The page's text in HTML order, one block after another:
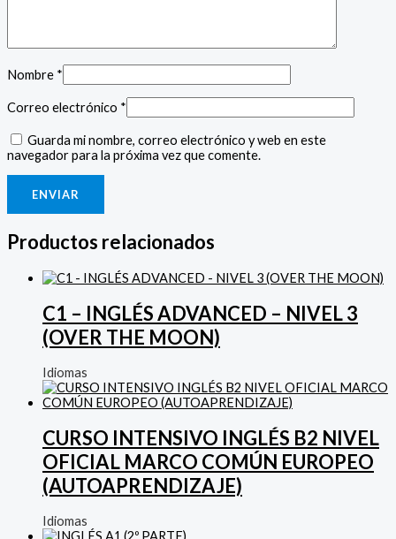
Nombre *
Correo electrónico *
Guarda mi nombre, correo electrónico y web en este
navegador para la próxima vez que comente.
Productos relacionados
C1 – INGLÉS ADVANCED – NIVEL 3
(OVER THE MOON)
Idiomas
CURSO INTENSIVO INGLÉS B2 NIVEL
OFICIAL MARCO COMÚN EUROPEO
(AUTOAPRENDIZAJE)
Idiomas